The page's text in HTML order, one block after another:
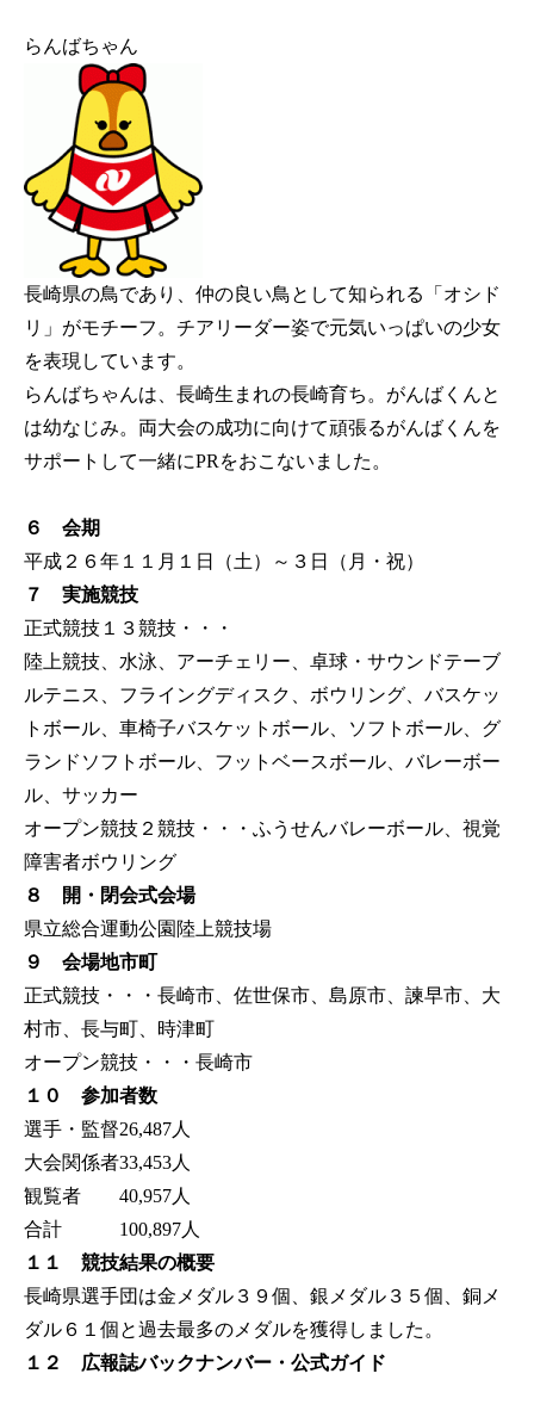
らんばちゃん
長崎県の鳥であり、仲の良い鳥として知られる「オシド
リ」がモチーフ。チアリーダー姿で元気いっぱいの少女
を表現しています。
らんばちゃんは、長崎生まれの長崎育ち。がんばくんと
は幼なじみ。両大会の成功に向けて頑張るがんばくんを
サポートして一緒にPRをおこないました。
６ 会期
平成２６年１１月１日（土）～３日（月・祝）
７ 実施競技
正式競技１３競技・・・
陸上競技、水泳、アーチェリー、卓球・サウンドテーブ
ルテニス、フライングディスク、ボウリング、バスケッ
トボール、車椅子バスケットボール、ソフトボール、グ
ランドソフトボール、フットベースボール、バレーボー
ル、サッカー
オープン競技２競技・・・ふうせんバレーボール、視覚
障害者ボウリング
８ 開・閉会式会場
県立総合運動公園陸上競技場
９ 会場地市町
正式競技・・・長崎市、佐世保市、島原市、諫早市、大
村市、長与町、時津町
オープン競技・・・長崎市
１０ 参加者数
選手・監督26,487人
大会関係者33,453人
観覧者
40,957人
合計
100,897人
１１ 競技結果の概要
長崎県選手団は金メダル３９個、銀メダル３５個、銅メ
ダル６１個と過去最多のメダルを獲得しました。
１２ 広報誌バックナンバー・公式ガイド